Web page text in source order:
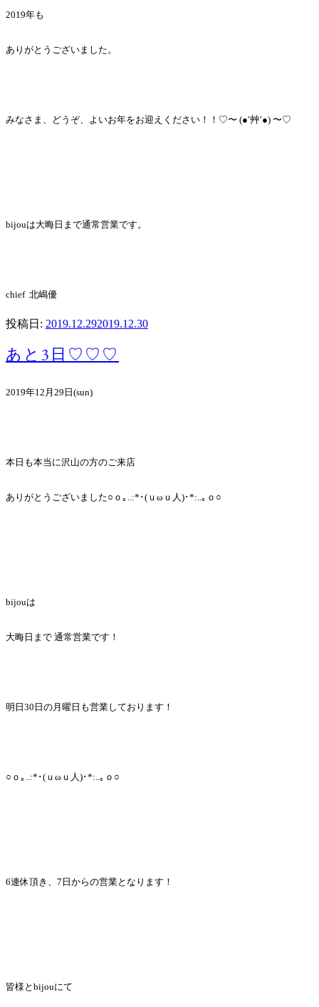
2019年も
ありがとうございました。
みなさま、どうぞ、よいお年をお迎えください！！♡〜 (●′艸’●) 〜♡
bijouは大晦日まで通常営業です。
chief 北嶋優
投稿日: 2019.12.292019.12.30
あと3日♡♡♡
2019年12月29日(sun)
本日も本当に沢山の方のご来店
ありがとうございました○ｏ｡..:*･(ｕωｕ人)･*:..｡ｏ○
bijouは
大晦日まで 通常営業です！
明日30日の月曜日も営業しております！
○ｏ｡..:*･(ｕωｕ人)･*:..｡ｏ○
6連休頂き、7日からの営業となります！
皆様とbijouにて